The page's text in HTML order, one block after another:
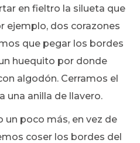
en fieltro la silueta que
ejemplo, dos corazones
que pegar los bordes
huequito por donde
algodón. Cerramos el
una anilla de llavero.
un poco más, en vez de
coser los bordes del